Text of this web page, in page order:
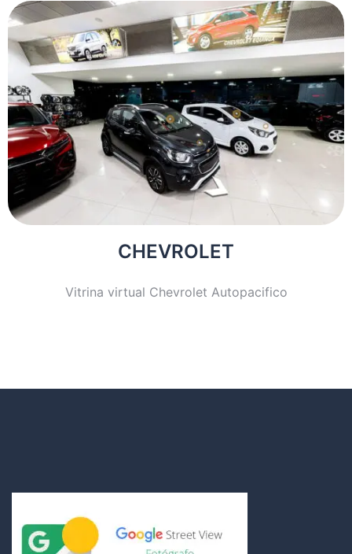
CHEVROLET
Vitrina virtual Chevrolet Autopacifico